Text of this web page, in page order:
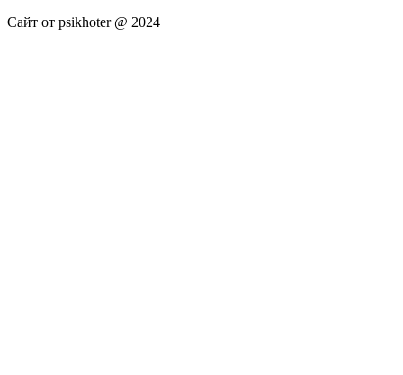
Сайт от psikhoter @ 2024